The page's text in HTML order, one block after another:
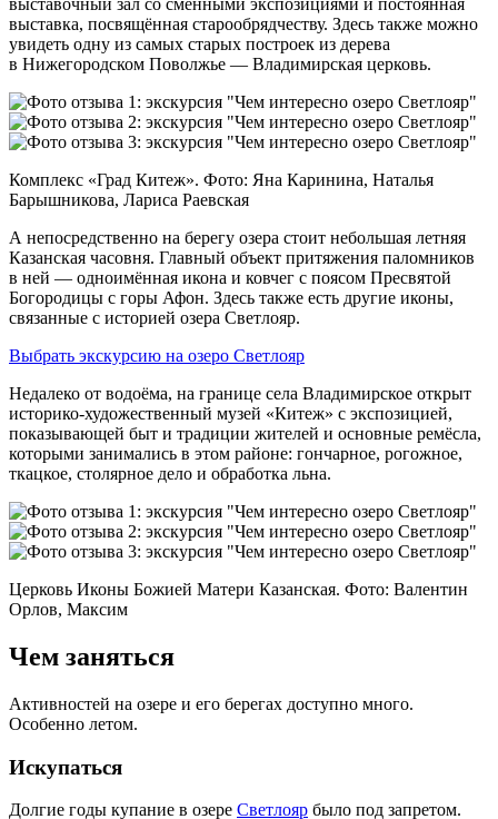
выставочный зал со сменными экспозициями и постоянная
выставка, посвящённая старообрядчеству. Здесь также можно
увидеть одну из самых старых построек из дерева
в Нижегородском Поволжье — Владимирская церковь.
Комплекс «Град Китеж». Фото: Яна Каринина, Наталья
Барышникова, Лариса Раевская
А непосредственно на берегу озера стоит небольшая летняя
Казанская часовня. Главный объект притяжения паломников
в ней — одноимённая икона и ковчег с поясом Пресвятой
Богородицы с горы Афон. Здесь также есть другие иконы,
связанные с историей озера Светлояр.
Выбрать экскурсию на озеро Светлояр
Недалеко от водоёма, на границе села Владимирское открыт
историко-художественный музей «Китеж» с экспозицией,
показывающей быт и традиции жителей и основные ремёсла,
которыми занимались в этом районе: гончарное, рогожное,
ткацкое, столярное дело и обработка льна.
Церковь Иконы Божией Матери Казанская. Фото: Валентин
Орлов, Максим
Чем заняться
Активностей на озере и его берегах доступно много.
Особенно летом.
Искупаться
Долгие годы купание в озере Светлояр было под запретом.